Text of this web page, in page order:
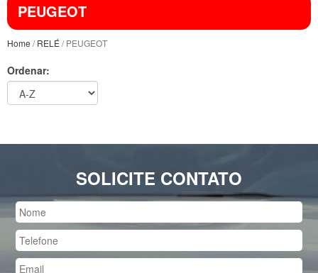
PEUGEOT
Home /RELÉ/ PEUGEOT
Ordenar:
SOLICITE CONTATO